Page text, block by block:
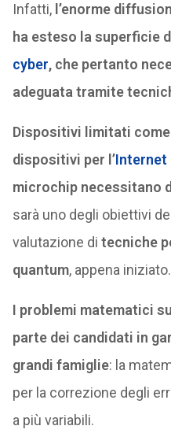
Infatti, l’enorme
ha esteso la superficie
cyber, che pertanto
adeguata tramite
Dispositivi limitati
dispositivi per l’Internet
microchip necessitano
sarà uno degli obiettivi
valutazione di tecniche
quantum, appena iniziato.
I problemi matematici
parte dei candidati in
grandi famiglie: la
per la correzione degli
a più variabili.